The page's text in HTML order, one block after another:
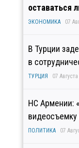
оставаться
ЭКОНОМИКА 07
В Турции
в
ТУРЦИЯ 07
НС Армении:
видеосъемку
ПОЛИТИКА 07